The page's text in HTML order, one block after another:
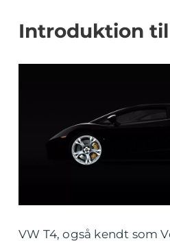
Introduktion til
VW T4, også kendt som